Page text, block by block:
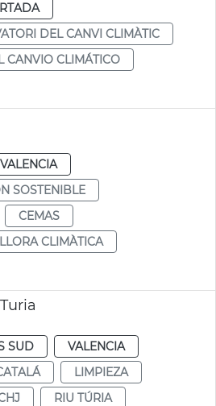
DEL CANVI CLIMÀTIC
CANVIO CLIMÁTICO
VALENCIA
SOSTENIBLE
CEMAS
CLIMÀTICA
SUD
VALENCIA
LIMPIEZA
RIU TÚRIA